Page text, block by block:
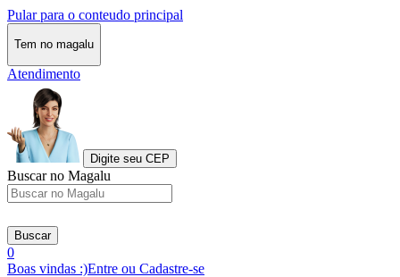
Pular para o conteudo principal
Tem no magalu
Atendimento
Digite seu CEP
Buscar no Magalu
Buscar
0
Boas vindas :)Entre ou Cadastre-se